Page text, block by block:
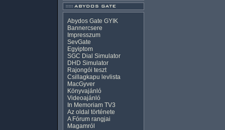
Abydos Gate GYIK
Bannercsere
Impresszum
SevGate
Egyiptom
SGC Dial Simulator
DHD Simulator
Rajongói teszt
Csillagkapu levlista
MacGyver
Könyvajánló
Videoajánló
In Memoriam TV3
Az oldal története
A Fórum rangjai
Magamról